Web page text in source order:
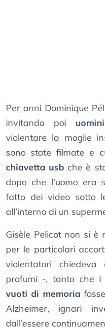
Per anni Dominique
invitando poi
violentare la moglie
sono state filmate e
chiavetta usb che è
dopo che l’uomo era
fatto dei video sotto
all’interno di un
Gisèle Pelicot non si
per le particolari
violentatori
profumi -, tanto che
vuoti di memoria
Alzheimer, ignari
dall’essere